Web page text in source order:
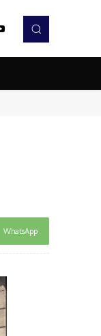
WhatsApp